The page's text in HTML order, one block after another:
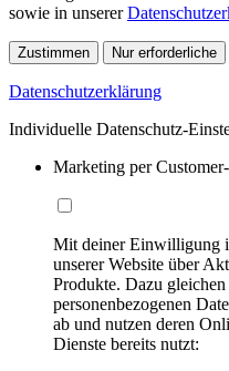
sowie in unserer
Zustimmen Nur erforderliche
Datenschutzerklärung
Individuelle Datenschutz-
Marketing per
Mit deiner Einwilligung
unserer Website über
Produkte. Dazu
personenbezogenen
ab und nutzen deren
Dienste bereits nutzt: